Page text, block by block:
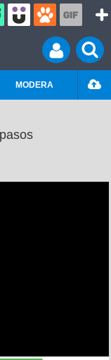
MODERA